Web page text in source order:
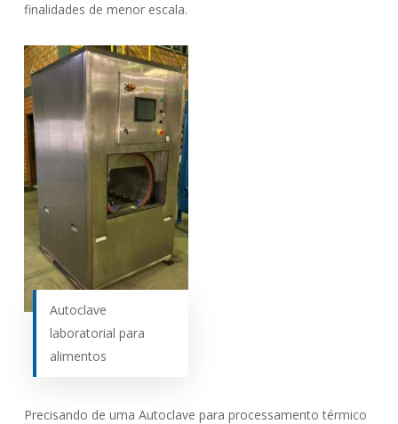
finalidades de menor escala.
Autoclave
laboratorial para
alimentos
Precisando de uma Autoclave para processamento térmico